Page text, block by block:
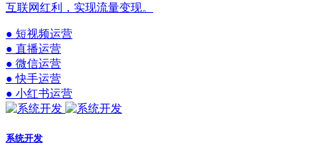
互联网红利，实现流量变现。
● 短视频运营
● 直播运营
● 微信运营
● 快手运营
● 小红书运营
系统开发